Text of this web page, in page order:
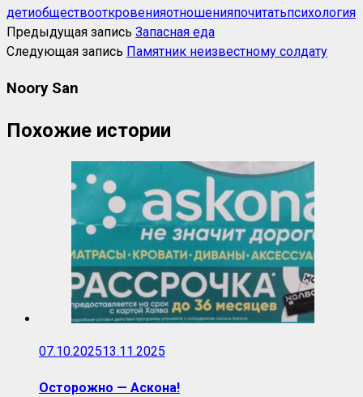
детиобществооткровенияотношенияпочитатьпсихология
Предыдущая запись Запасная еда
Следующая запись Памятник неизвестному солдату
Noory San
Похожие истории
07.10.202513.11.2025
Осторожно — Аскона!